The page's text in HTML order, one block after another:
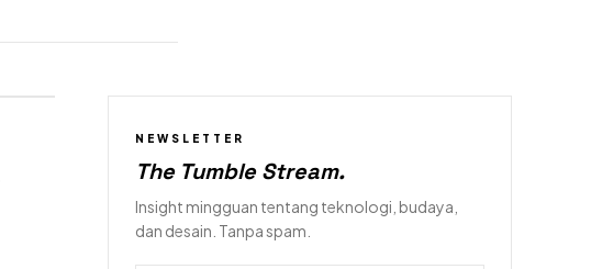
NEWSLETTER
The Tumble Stream.
Insight mingguan tentang teknologi, budaya,
dan desain. Tanpa spam.